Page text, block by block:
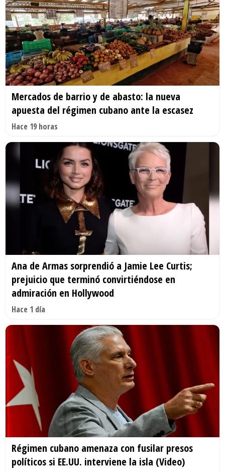
Mercados de barrio y de abasto: la nueva
apuesta del régimen cubano ante la escasez
Hace 19 horas
Ana de Armas sorprendió a Jamie Lee Curtis;
prejuicio que terminó convirtiéndose en
admiración en Hollywood
Hace 1 día
Régimen cubano amenaza con fusilar presos
políticos si EE.UU. interviene la isla (Video)